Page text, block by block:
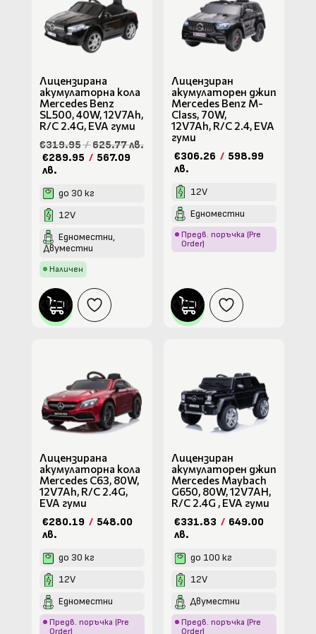
Лицензирана
акумулаторна кола
Mercedes Benz
SL500, 40W, 12V7Ah,
R/C 2.4G, EVA гуми
€319.95/625.77 лв.
€289.95 / 567.09
лв.
до 30 кг
12V
Едноместни,
Двуместни
Наличен
КУПИ
Лицензиран
акумулаторен джип
Mercedes Benz M-
Class, 70W,
12V7Ah, R/C 2.4, EVA
гуми
€306.26 / 598.99
лв.
12V
Едноместни
Предв. поръчка (Pre
Order)
КУПИ
Лицензирана
акумулаторна кола
Mercedes C63, 80W,
12V7Ah, R/C 2.4G,
EVA гуми
€280.19 / 548.00
лв.
до 30 кг
12V
Едноместни
Предв. поръчка (Pre
Order)
Лицензиран
акумулаторен джип
Mercedes Maybach
G650, 80W, 12V7AH,
R/C 2.4G , EVA гуми
€331.83 / 649.00
лв.
до 100 кг
12V
Двуместни
Предв. поръчка (Pre
Order)